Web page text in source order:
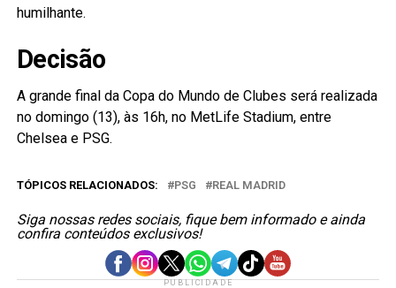
humilhante.
Decisão
A grande final da Copa do Mundo de Clubes será realizada
no domingo (13), às 16h, no MetLife Stadium, entre
Chelsea e PSG.
TÓPICOS RELACIONADOS: PSG REAL MADRID
Siga nossas redes sociais, fique bem informado e ainda
confira conteúdos exclusivos!
PUBLICIDADE